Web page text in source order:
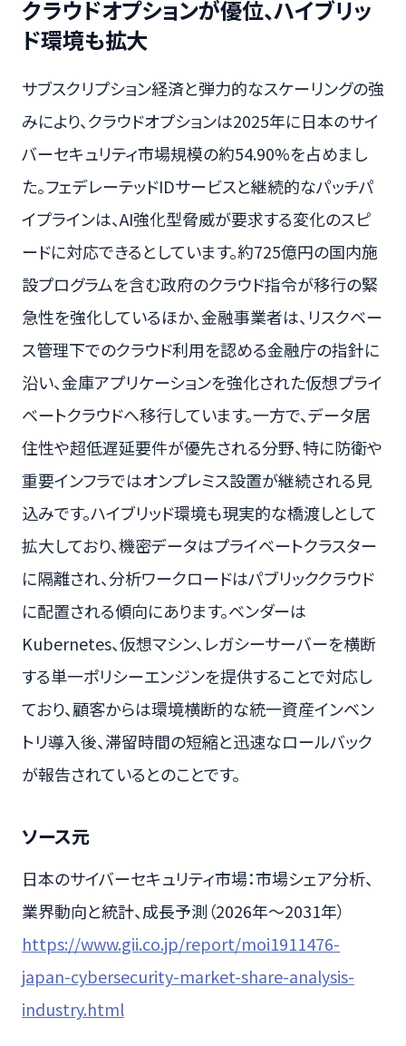
クラウドオプションが優位、ハイブリッ
ド環境も拡大
サブスクリプション経済と弾力的なスケーリングの強
みにより、クラウドオプションは2025年に日本のサイ
バーセキュリティ市場規模の約54.90%を占めまし
た。フェデレーテッドIDサービスと継続的なパッチパ
イプラインは、AI強化型脅威が要求する変化のスピ
ードに対応できるとしています。約725億円の国内施
設プログラムを含む政府のクラウド指令が移行の緊
急性を強化しているほか、金融事業者は、リスクベー
ス管理下でのクラウド利用を認める金融庁の指針に
沿い、金庫アプリケーションを強化された仮想プライ
ベートクラウドへ移行しています。一方で、データ居
住性や超低遅延要件が優先される分野、特に防衛や
重要インフラではオンプレミス設置が継続される見
込みです。ハイブリッド環境も現実的な橋渡しとして
拡大しており、機密データはプライベートクラスター
に隔離され、分析ワークロードはパブリッククラウド
に配置される傾向にあります。ベンダーは
Kubernetes、仮想マシン、レガシーサーバーを横断
する単一ポリシーエンジンを提供することで対応し
ており、顧客からは環境横断的な統一資産インベン
トリ導入後、滞留時間の短縮と迅速なロールバック
が報告されているとのことです。
ソース元
日本のサイバーセキュリティ市場：市場シェア分析、
業界動向と統計、成長予測（2026年～2031年）
https://www.gii.co.jp/report/moi1911476-
japan-cybersecurity-market-share-analysis-
industry.html